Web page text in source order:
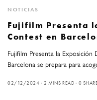
NOTICIAS
Fujifilm Presenta
Contest en
Fujifilm Presenta la
Barcelona se prepara para
02/12/2024 2 MINS READ 0